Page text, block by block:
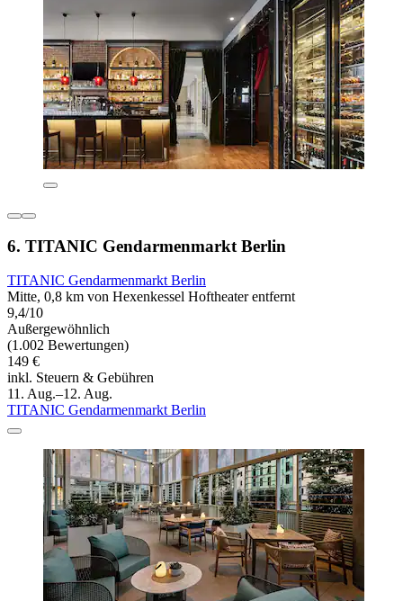
6. TITANIC Gendarmenmarkt Berlin
TITANIC Gendarmenmarkt Berlin
Mitte, 0,8 km von Hexenkessel Hoftheater entfernt
9,4/10
Außergewöhnlich
(1.002 Bewertungen)
149 €
inkl. Steuern & Gebühren
11. Aug.–12. Aug.
TITANIC Gendarmenmarkt Berlin